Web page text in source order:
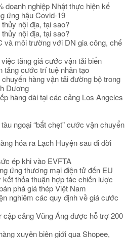
doanh nghiệp Nhật thực hiện kế
ứng hậu Covid-19
nội địa, tại sao?
nội địa, tại sao?
và môi trường với DN gia công, chế
tăng giá cước vận tải biển
tảng cước trí tuệ nhân tạo
hàng vận tải đường bộ trong
Dương
hàng dài tại các cảng Los Angeles
ngoại “bắt chẹt” cước vận chuyển
hóa ra Lạch Huyện sau di dời
ép khi vào EVFTA
ứng thương mại điện tử đến EU
thỏa thuận hợp tác chiến lược
phá giá thép Việt Nam
nghiêm các quy định về giá cước
cập cảng Vũng Áng được hỗ trợ 200
xuyên biên giới qua Shopee,